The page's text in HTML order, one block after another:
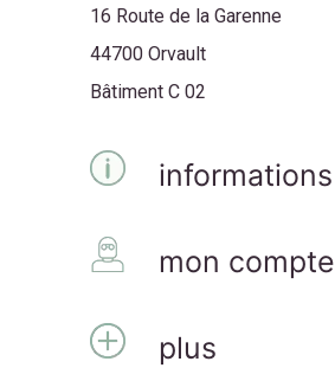
16 Route de la Garenne
44700 Orvault
Bâtiment C 02
informations
mon compte
plus